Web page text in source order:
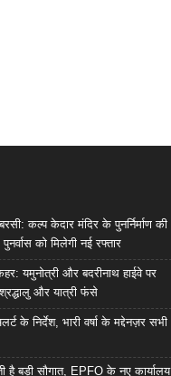
कल्प केदार मंदिर के पुनर्निर्माण की
को मिलेगी नई रफ्तार
यमुनोत्री और बदरीनाथ हाईवे पर
और यात्री फंसे
के निर्देश, भारी वर्षा के मद्देनज़र सभी
है बड़ी सौगात, EPFO के नए कार्यालय